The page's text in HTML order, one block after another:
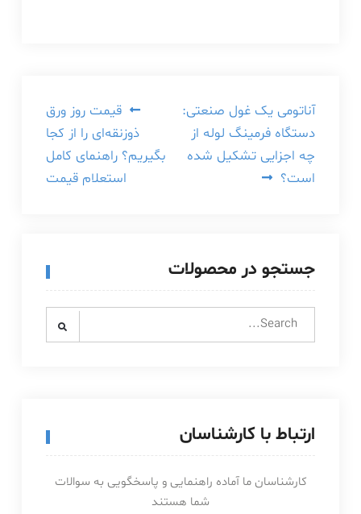
راهبری
نوشته
قیمت روز ورق
ذوزنقه‌ای را از کجا
بگیریم؟ راهنمای کامل
استعلام قیمت
آناتومی یک غول صنعتی:
دستگاه فرمینگ لوله از
چه اجزایی تشکیل شده
است؟
جستجو در محصولات
Search
ارتباط با کارشناسان
کارشناسان ما آماده راهنمایی و پاسخگویی به سوالات
شما هستند